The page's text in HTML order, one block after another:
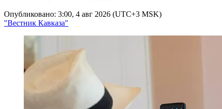
Опубликовано: 3:00, 4 авг 2026 (UTC+3 MSK)
"Вестник Кавказа"